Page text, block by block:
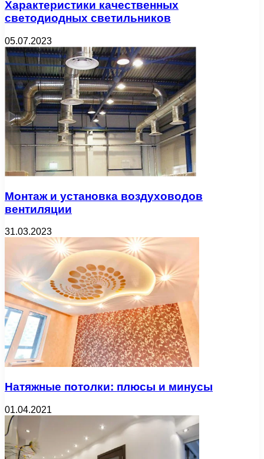
Характеристики качественных
светодиодных светильников
05.07.2023
Монтаж и установка воздуховодов
вентиляции
31.03.2023
Натяжные потолки: плюсы и минусы
01.04.2021